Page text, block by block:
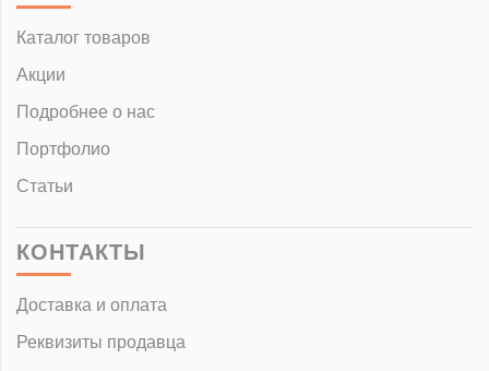
Каталог товаров
Акции
Подробнее о нас
Портфолио
Статьи
КОНТАКТЫ
Доставка и оплата
Реквизиты продавца